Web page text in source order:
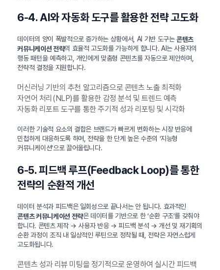
6-4. AI와 자동화 도구를 활용한 전략 고도화
데이터의 양이 폭발적으로 증가하는 상황에서, AI 기반 도구는콘텐츠
커뮤니케이션 전략의 효율적 고도화를 가능하게 합니다. AI는 사용자의
행동 패턴을 예측하고, 개인에게 맞춤형 콘텐츠를 자동으로 제안하며,
전략적 결정을 지원합니다.
머신러닝 기반의 추천 알고리즘으로 콘텐츠 노출 최적화
자연어 처리(NLP)를 활용한 감정 분석 및 트렌드 예측
자동화 리포트 도구를 통한 주기적 성과 리포팅 및 시각화
이러한 기술적 요소의 결합은 브랜드가 빠르게 변화하는 시장 반응에
민첩하게 대응하도록 하며, 전략을 한 단계 높은 수준의 ‘지능형
커뮤니케이션’으로 끌어올립니다.
6-5. 피드백 루프(Feedback Loop)를 통한
전략의 순환적 개선
데이터 분석과 피드백은 일회성으로 끝나서는 안 됩니다. 효과적인
콘텐츠 커뮤니케이션 전략은 데이터를 기반으로 한 ‘순환 구조’를 갖춰야
합니다. 콘텐츠 제작 → 사용자 반응 → 피드백 분석 → 개선 및 재기획의
순환 과정이 조직 내 일상적인 루틴으로 정착될 때, 전략은 자연스럽게
고도화됩니다.
콘텐츠 성과 리뷰 미팅을 정기적으로 운영하여 실시간 피드백